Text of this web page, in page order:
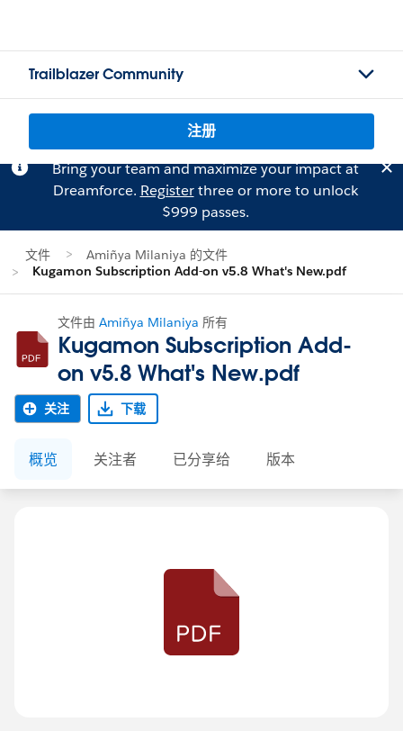
Trailblazer Community
注册
Bring your team and maximize your impact at
Dreamforce. Registerthree or more to unlock
$999 passes.
文件
Amiñya Milaniya 的文件
Kugamon Subscription Add-on v5.8 What's New.pdf
文件由 Amiñya Milaniya 所有
Kugamon Subscription Add-
on v5.8 What's New.pdf
关注 下载
概览 关注者 已分享给 版本